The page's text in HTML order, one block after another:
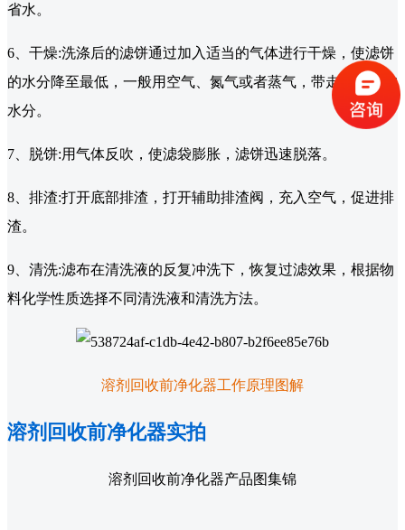
省水。
6、干燥:洗涤后的滤饼通过加入适当的气体进行干燥，使滤饼
的水分降至最低，一般用空气、氮气或者蒸气，带走滤饼中的
水分。
7、脱饼:用气体反吹，使滤袋膨胀，滤饼迅速脱落。
8、排渣:打开底部排渣，打开辅助排渣阀，充入空气，促进排
渣。
9、清洗:滤布在清洗液的反复冲洗下，恢复过滤效果，根据物
料化学性质选择不同清洗液和清洗方法。
溶剂回收前净化器工作原理图解
溶剂回收前净化器实拍
溶剂回收前净化器产品图集锦